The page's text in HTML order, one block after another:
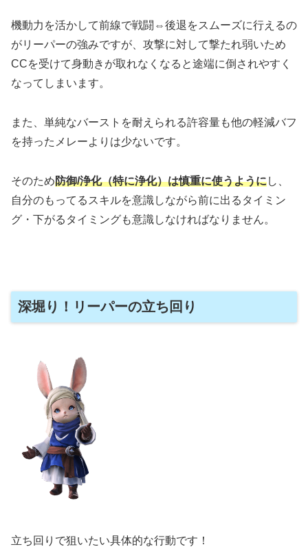
機動力を活かして前線で戦闘⇔後退をスムーズに行えるの
がリーパーの強みですが、攻撃に対して撃たれ弱いため
CCを受けて身動きが取れなくなると途端に倒されやすく
なってしまいます。
また、単純なバーストを耐えられる許容量も他の軽減バフ
を持ったメレーよりは少ないです。
そのため防御/浄化（特に浄化）は慎重に使うようにし、
自分のもってるスキルを意識しながら前に出るタイミン
グ・下がるタイミングも意識しなければなりません。
深堀り！リーパーの立ち回り
立ち回りで狙いたい具体的な行動です！